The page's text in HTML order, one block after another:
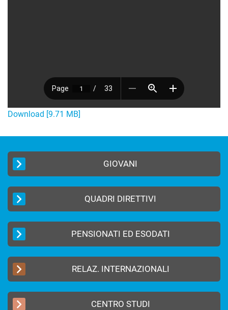
Download [9.71 MB]
GIOVANI
QUADRI DIRETTIVI
PENSIONATI ED ESODATI
RELAZ. INTERNAZIONALI
CENTRO STUDI